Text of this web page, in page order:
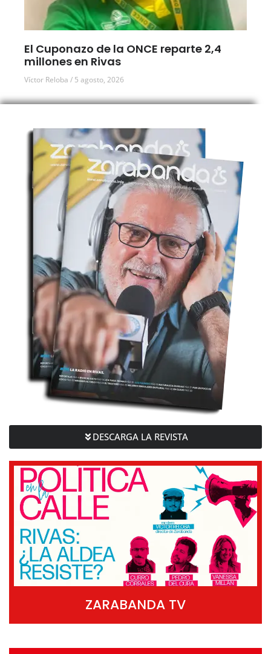
El Cuponazo de la ONCE reparte 2,4
millones en Rivas
Víctor Reloba 5 agosto, 2026
DESCARGA LA REVISTA
ZARABANDA TV